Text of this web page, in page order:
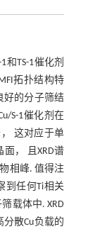
和TS-1催化剂
拓扑结构特
好的分子筛结
S-1催化剂在
， 这对应于单
面， 且XRD谱
相峰. 值得注
到任何Ti相关
载体中. XRD
散Cu负载的